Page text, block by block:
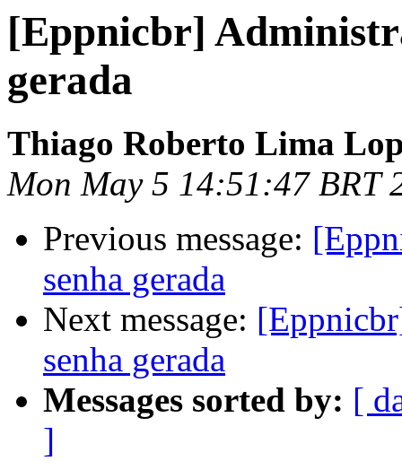
[Eppnicbr]
gerada
Thiago Roberto Lima
Mon May 5 14:51:47 BRT
Previous message:
senha gerada
Next message:
senha gerada
Messages sorted by: [
]